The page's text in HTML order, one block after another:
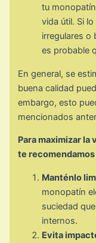
tu
vida útil. Si
irregulares o
es probable
En general, se
buena calidad
embargo, esto
mencionados
Para maximizar
te
Manténlo
monopatín
suciedad
internos.
Evita